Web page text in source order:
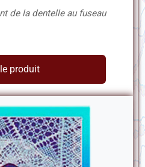
de la dentelle au fuseau
produit